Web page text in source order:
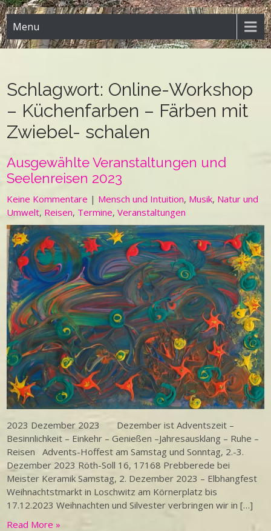
Menu
Schlagwort: Online-Workshop
– Küchenfarben – Färben mit
Zwiebel- schalen
Ausgewählte Veranstaltungen und
Seelenreisen 2023
Keine Kommentare | Mensch und Intuition, Musik, Natur und
Umwelt, Reisen, Termine,Veranstaltungen
2023 Dezember 2023 Dezember ist Adventszeit –
Besinnlichkeit – Einkehr – Genießen –Jahresausklang – Ruhe –
Reisen Advents-Hoffest am Samstag und Sonntag, 2.-3.
Dezember 2023 Röth-Soll 16, 17168 Prebberede bei
Meister Keramik Samstag, 2. Dezember 2023 – Elbhangfest
Weihnachtstmarkt in Loschwitz am Körnerplatz bis
17.12.2023 Weihnachten und Silvester verbringen wir in […]
Read More »